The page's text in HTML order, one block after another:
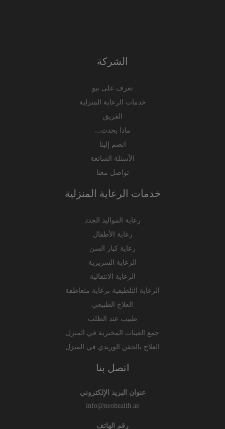
الشركة
تعرف على نيو
خدمات الرعاية المنزلية
الفريق
ماذا يحدث...
انضم إلينا
الأسئلة الشائعة
تواصل معنا
خدمات الرعاية المنزلية
رعاية المواليد الجدد
رعاية الأطفال
رعاية كبار السن
الرعاية السريرية
الرعاية الانتقالية
الرعاية التلطيفية برعاية متعاطفة
العلاج الطبيعي
طبيب عند الطلب
جمع العينات المخبرية في المنزل
العلاج بالحقن الوريدي في المنزل
اتصل بنا
عنوان البريد الإلكتروني
info@neohealth.ae
رقم الهاتف